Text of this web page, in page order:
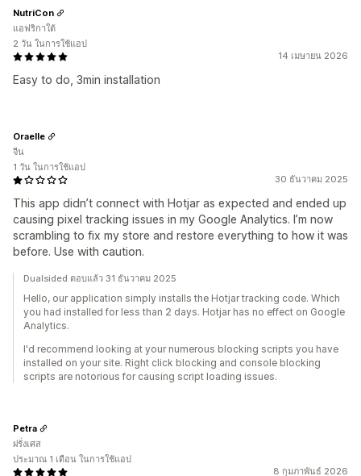
14 เมษายน 2026
Easy to do, 3min installation
NutriCon
แอฟริกาใต้
2 วัน ในการใช้แอป
30 ธันวาคม 2025
This app didn’t connect with Hotjar as expected and ended up
causing pixel tracking issues in my Google Analytics. I’m now
scrambling to fix my store and restore everything to how it was
before. Use with caution.
Oraelle
จีน
1 วัน ในการใช้แอป
Dualsided ตอบแล้ว 31 ธันวาคม 2025
Hello, our application simply installs the Hotjar tracking code. Which
you had installed for less than 2 days. Hotjar has no effect on Google
Analytics.
I'd recommend looking at your numerous blocking scripts you have
installed on your site. Right click blocking and console blocking
scripts are notorious for causing script loading issues.
8 กุมภาพันธ์ 2026
Petra
ฝรั่งเศส
ประมาณ 1 เดือน ในการใช้แอป